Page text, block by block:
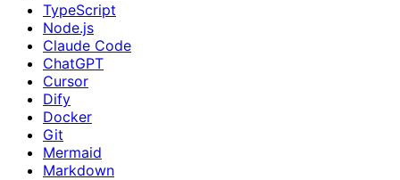
TypeScript
Node.js
Claude Code
ChatGPT
Cursor
Dify
Docker
Git
Mermaid
Markdown